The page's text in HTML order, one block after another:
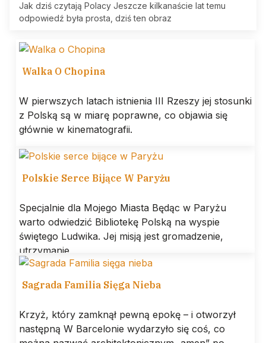
Jak dziś czytają Polacy Jeszcze kilkanaście lat temu
odpowiedź była prosta, dziś ten obraz
Walka O Chopina
W pierwszych latach istnienia III Rzeszy jej stosunki
z Polską są w miarę poprawne, co objawia się
głównie w kinematografii.
Polskie Serce Bijące W Paryżu
Specjalnie dla Mojego Miasta Będąc w Paryżu
warto odwiedzić Bibliotekę Polską na wyspie
świętego Ludwika. Jej misją jest gromadzenie,
utrzymanie
Sagrada Familia Sięga Nieba
Krzyż, który zamknął pewną epokę – i otworzył
następną W Barcelonie wydarzyło się coś, co